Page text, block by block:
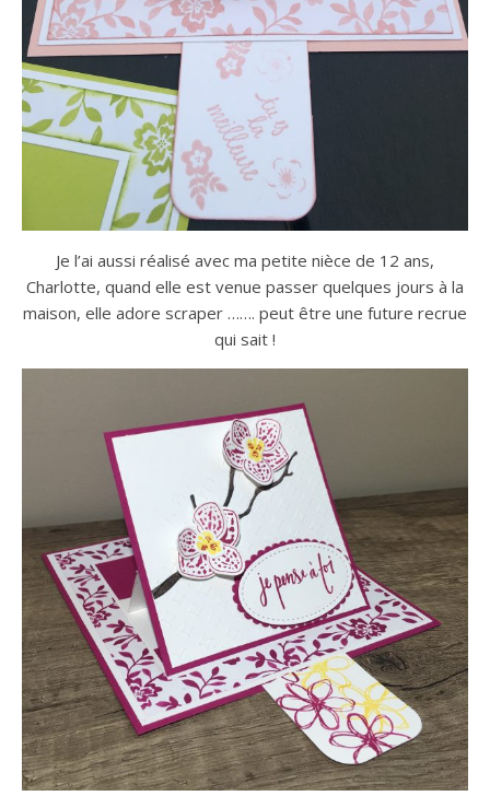
Je l’ai aussi réalisé avec ma petite nièce de 12 ans,
Charlotte, quand elle est venue passer quelques jours à la
maison, elle adore scraper ……. peut être une future recrue
qui sait !